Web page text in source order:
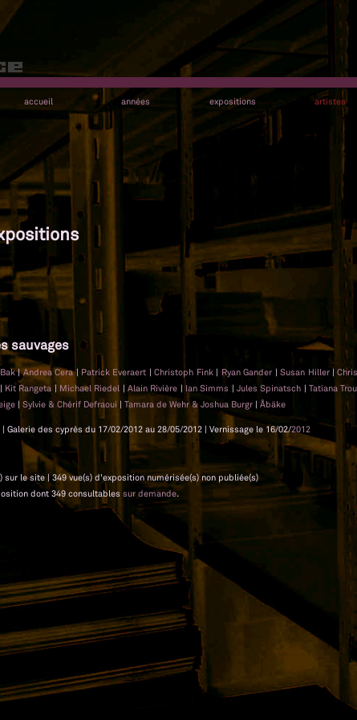
accueil années expositions artistes
sauvages
|Andrea Cera| Patrick Everaert |Christoph Fink | Ryan Gander |Susan Hiller |
| Kit Rangeta | Michael Riedel |Alain Rivière | Ian Simms |Jules Spinatsch |Tatiana
| Sylvie & Chérif Defraoui | Tamara de Wehr & Joshua Burgr | Åbäke
Galerie des cyprès du 17/02/2012 au 28/05/2012 | Vernissage le 16/02/2012
le site | 349 vue(s) d'exposition numérisée(s) non publiée(s)
dont 349 consultables sur demande.